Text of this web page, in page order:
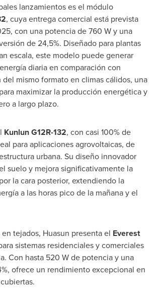
lanzamientos es el módulo
, cuya entrega comercial está prevista
con una potencia de 760 W y una
de 24,5%. Diseñado para plantas
escala, este modelo puede generar
diaria en comparación con
del mismo formato en climas cálidos, una
maximizar la producción energética y
a largo plazo.
Kunlun G12R-132, con casi 100% de
para aplicaciones agrovoltaicas, de
urbana. Su diseño innovador
suelo y mejora significativamente la
la cara posterior, extendiendo la
a las horas pico de la mañana y el
tejados, Huasun presenta el Everest
sistemas residenciales y comerciales
Con hasta 520 W de potencia y una
ofrece un rendimiento excepcional en